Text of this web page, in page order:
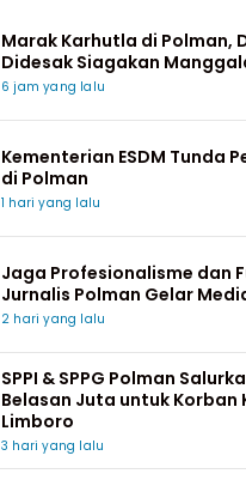
Marak Karhutla di Polman,
Didesak Siagakan
6 jam yang lalu
Kementerian ESDM Tunda
di Polman
1 hari yang lalu
Jaga Profesionalisme dan
Jurnalis Polman Gelar
2 hari yang lalu
SPPI & SPPG Polman
Belasan Juta untuk Korban
Limboro
3 hari yang lalu